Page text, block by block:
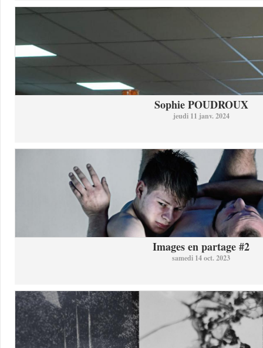
Sophie POUDROUX
jeudi 11 janv. 2024
Images en partage #2
samedi 14 oct. 2023